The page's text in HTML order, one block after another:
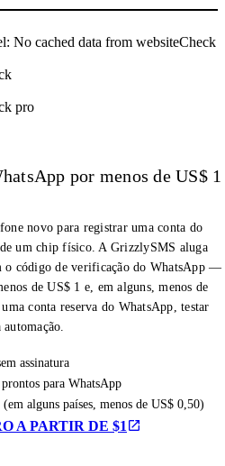
No cached data from websiteCheck
pro
por menos de US$ 1
novo para registrar uma conta do
um chip físico. A GrizzlySMS aluga
o código de verificação do WhatsApp —
de US$ 1 e, em alguns, menos de
conta reserva do WhatsApp, testar
assinatura
para WhatsApp
alguns países, menos de US$ 0,50)
A PARTIR DE $1